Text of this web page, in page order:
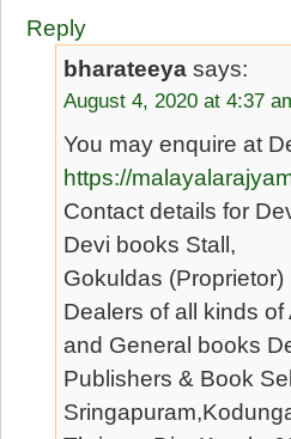
Reply
bharateeya says:
August 4, 2020 at 4:37
You may enquire at
https://
Contact details for
Devi books Stall,
Gokuldas (Proprietor)
Dealers of all kinds
and General books
Publishers & Book